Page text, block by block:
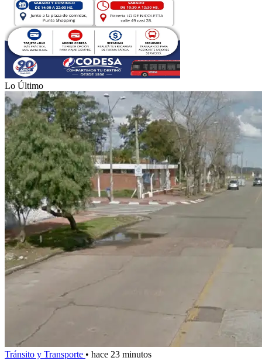
Lo Último
Tránsito y Transporte • hace 23 minutos